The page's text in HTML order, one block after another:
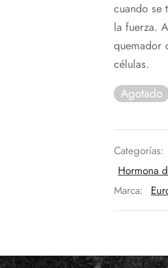
cuando se
la fuerza.
quemador
células.
Agotado
Categorías:
Hormona
Marca: